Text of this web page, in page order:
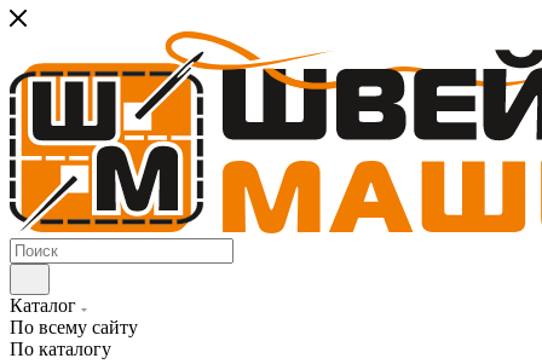
Каталог
По всему сайту
По каталогу